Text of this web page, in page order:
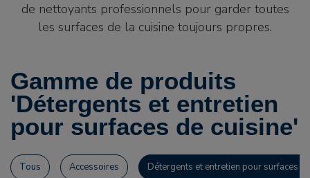
de nettoyants professionnels pour garder toutes
les surfaces de la cuisine toujours propres.
Gamme de produits
'Détergents et entretien
pour surfaces de cuisine'
Tous Accessoires Détergents et entretien pour surfaces